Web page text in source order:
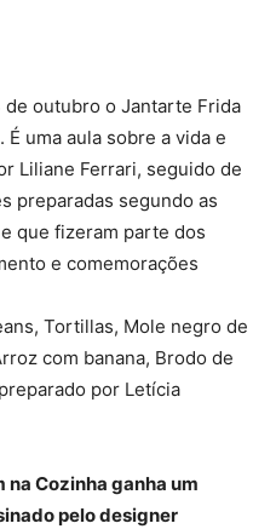
outubro o Jantarte Frida
uma aula sobre a vida e
Liliane Ferrari, seguido de
preparadas segundo as
que fizeram parte dos
e comemorações
Tortillas, Mole negro de
com banana, Brodo de
por Letícia
na Cozinha ganha um
pelo designer